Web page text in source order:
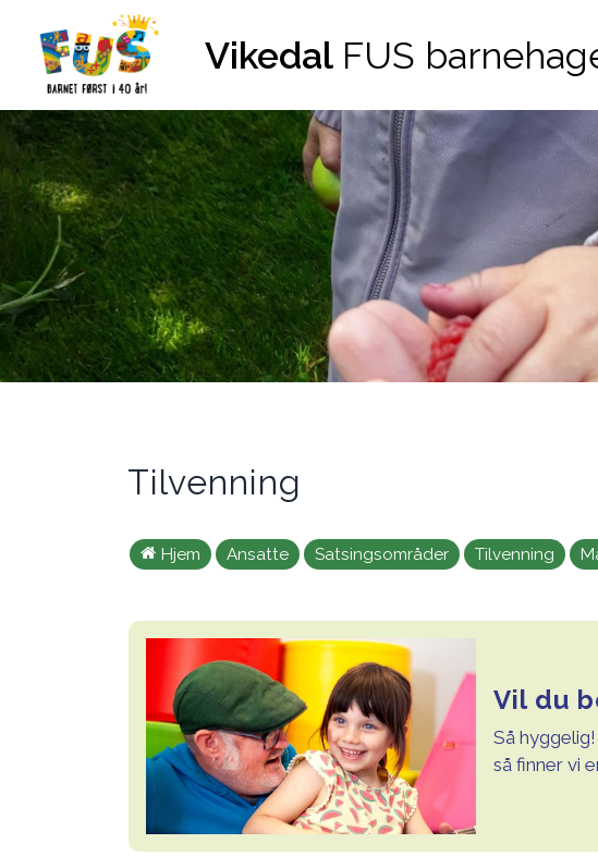
Hopp til innhold
Vikedal FUS
Tilvenning
Hjem Ansatte Satsingsområder Tilvenning
Vil du
Så hyggelig!
så finner vi